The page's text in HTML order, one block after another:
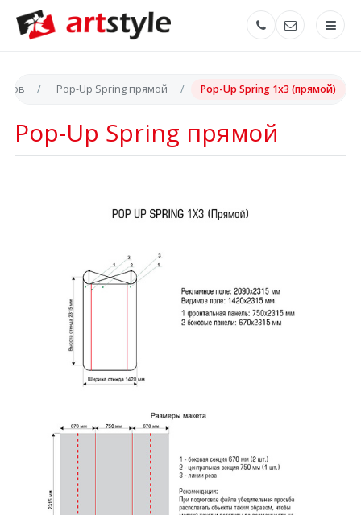
Pop-Up Spring прямой Pop-Up Spring 1x3 (прямой)
Pop-Up Spring прямой